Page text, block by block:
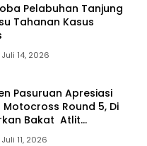
Pelabuhan Tanjung
Tahanan Kasus
Juli 14, 2026
Pasuruan Apresiasi
Round 5, Di
Bakat Atlit
Juli 11, 2026